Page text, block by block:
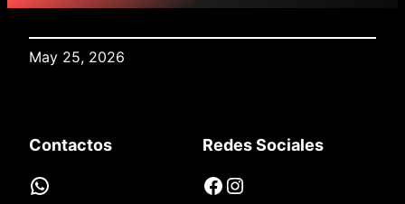
May 25, 2026
Contactos
WhatsApp
Redes Sociales
Facebook Instagram